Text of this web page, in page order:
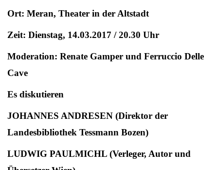
Ort: Meran, Theater in der Altstadt
Zeit: Dienstag, 14.03.2017 / 20.30 Uhr
Moderation: Renate Gamper und Ferruccio Delle
Cave
Es diskutieren
JOHANNES ANDRESEN (Direktor der
Landesbibliothek Tessmann Bozen)
LUDWIG PAULMICHL (Verleger, Autor und